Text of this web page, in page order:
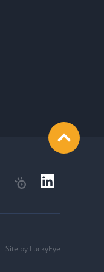
expand_less